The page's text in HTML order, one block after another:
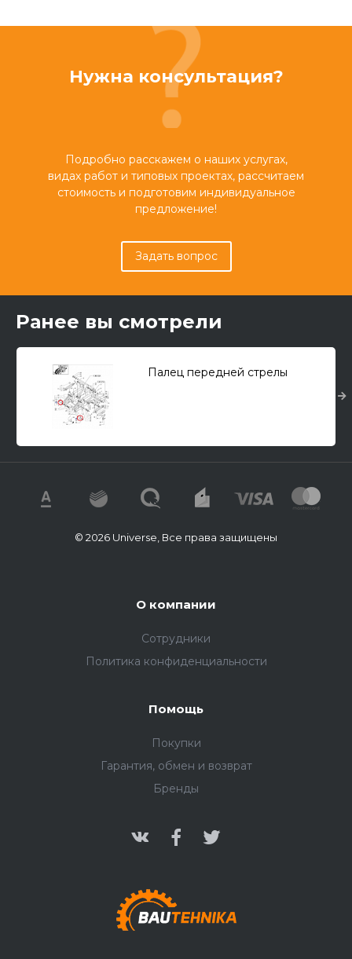
Нужна консультация?
Подробно расскажем о наших услугах,
видах работ и типовых проектах, рассчитаем
стоимость и подготовим индивидуальное
предложение!
Задать вопрос
Ранее вы смотрели
Палец передней стрелы
© 2026 Universe, Все права защищены
О компании
Сотрудники
Политика конфиденциальности
Помощь
Покупки
Гарантия, обмен и возврат
Бренды